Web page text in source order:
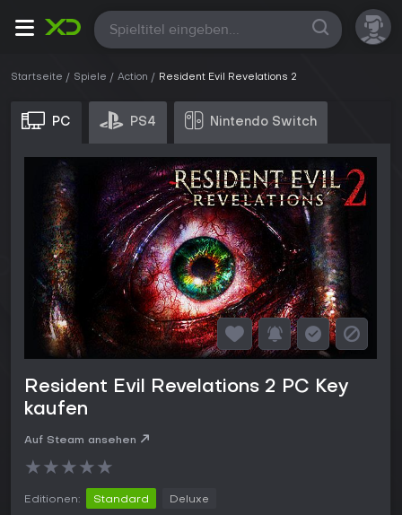
Alle
Startseite Spiele Action Resident Evil Revelations 2
PC PS4 Nintendo Switch
Resident Evil Revelations 2 PC Key
kaufen
Auf Steam ansehen
★★★★★
Editionen: Standard Deluxe